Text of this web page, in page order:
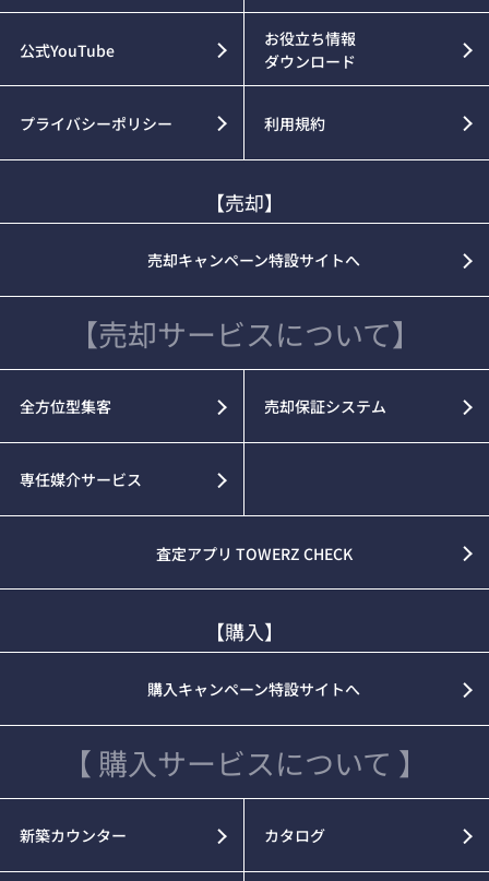
公式YouTube
お役立ち情報
ダウンロード
プライバシーポリシー 利用規約
【売却】
売却キャンペーン特設サイトへ
【売却サービスについて】
全方位型集客 売却保証システム
専任媒介サービス
査定アプリ TOWERZ CHECK
【購入】
購入キャンペーン特設サイトへ
【 購入サービスについて 】
新築カウンター カタログ